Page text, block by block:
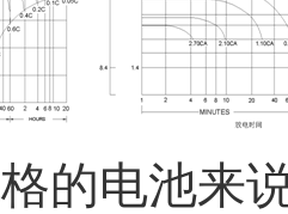
的电池来